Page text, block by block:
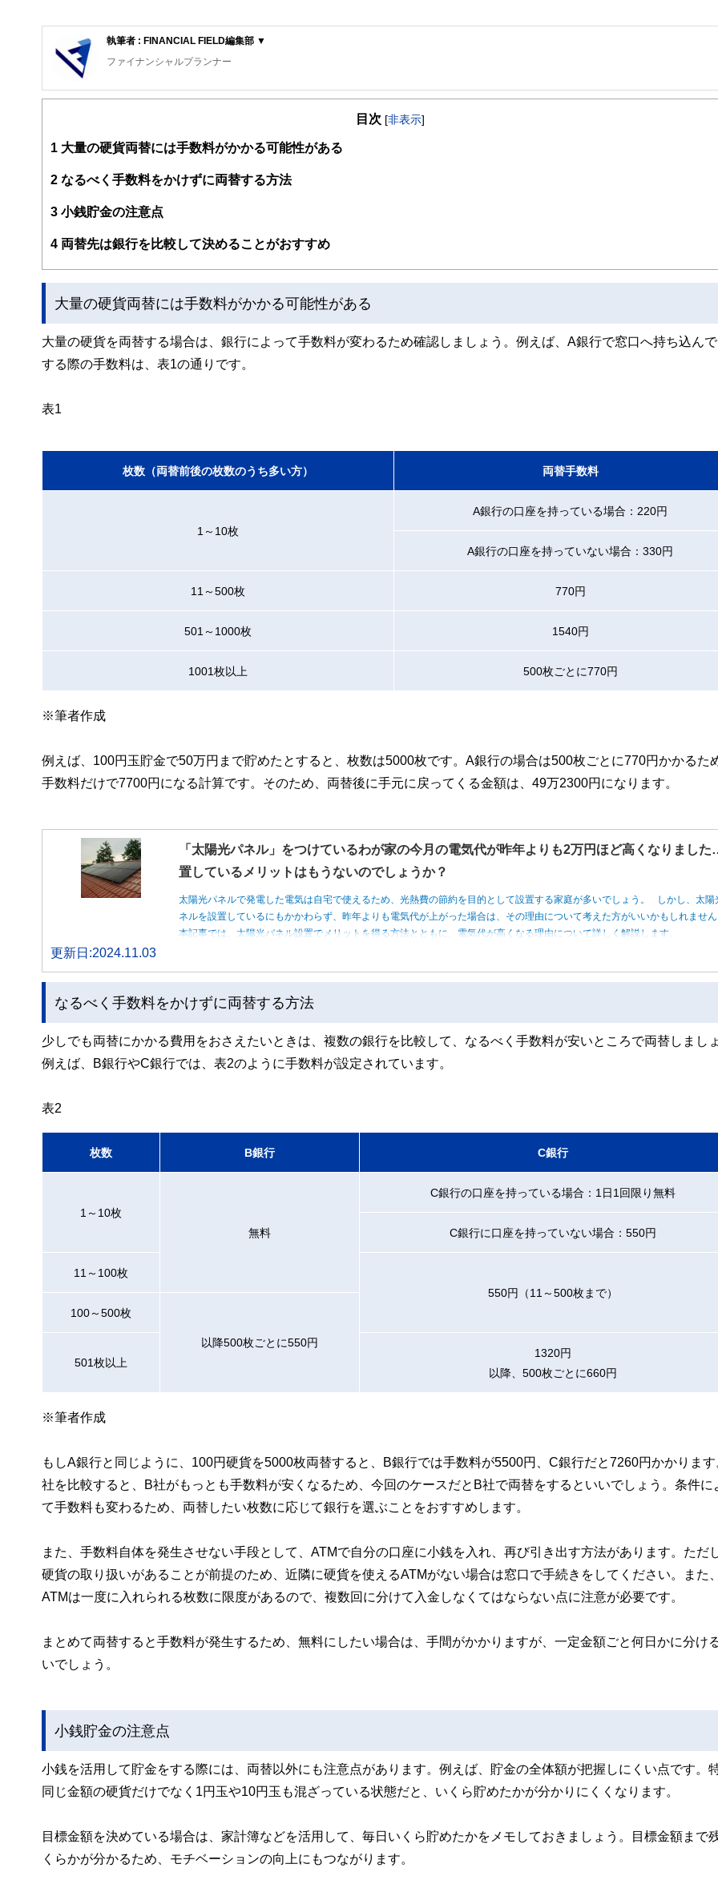
執筆者 : FINANCIAL FIELD編集部 ▼
ファイナンシャルプランナー
FinancialField編集部は、金融、経済に関する記事を、日々の暮らしにどのような影響を与えるかという視点で、お金の知識がない方でも理解
案から記事掲載まですべての工程に関わることで、読者目線のコンテンツを追求しています。
FinancialFieldの特徴は、ファイナンシャルプランナー、弁護士、税理士、宅地建物取引士、相続診断士、住宅ローンアドバイザー、DCプラン
ー、公認会計士、社会保険労務士、行政書士、投資アナリスト、キャリアコンサルタントなど150名以上の有資格者を執筆者・監修者として迎
と、読み応えのあるコンテンツと確かな情報発信を実現しています。
私たちは、快適でより良い生活のアイデアを提供するお金のコンシェルジュを目指します。
目次 [非表示]
1 大量の硬貨両替には手数料がかかる可能性がある
2 なるべく手数料をかけずに両替する方法
3 小銭貯金の注意点
4 両替先は銀行を比較して決めることがおすすめ
大量の硬貨両替には手数料がかかる可能性がある
大量の硬貨を両替する場合は、銀行によって手数料が変わるため確認しましょう。例えば、A銀行で窓口へ持ち込ん
する際の手数料は、表1の通りです。
表1
枚数（両替前後の枚数のうち多い方） 両替手数料
1～10枚
A銀行の口座を持っている場合：220円
A銀行の口座を持っていない場合：330円
11～500枚 770円
501～1000枚 1540円
1001枚以上 500枚ごとに770円
※筆者作成
例えば、100円玉貯金で50万円まで貯めたとすると、枚数は5000枚です。A銀行の場合は500枚ごとに770円かかるた
手数料だけで7700円になる計算です。そのため、両替後に手元に戻ってくる金額は、49万2300円になります。
「太陽光パネル」をつけているわが家の今月の電気代が昨年よりも2万円ほど高くなりまし
置しているメリットはもうないのでしょうか？
太陽光パネルで発電した電気は自宅で使えるため、光熱費の節約を目的として設置する家庭が多いでしょう。 しかし、太陽
ネルを設置しているにもかかわらず、昨年よりも電気代が上がった場合は、その理由について考えた方がいいかもしれませ
本記事では、太陽光パネル設置でメリットを得る方法とともに、電気代が高くなる理由について詳しく解説します。
更新日:2024.11.03
なるべく手数料をかけずに両替する方法
少しでも両替にかかる費用をおさえたいときは、複数の銀行を比較して、なるべく手数料が安いところで両替しましょ
例えば、B銀行やC銀行では、表2のように手数料が設定されています。
表2
枚数 B銀行 C銀行
1～10枚
無料
C銀行の口座を持っている場合：1日1回限り無料
C銀行に口座を持っていない場合：550円
11～100枚
550円（11～500枚まで）
100～500枚
以降500枚ごとに550円
501枚以上
1320円
以降、500枚ごとに660円
※筆者作成
もしA銀行と同じように、100円硬貨を5000枚両替すると、B銀行では手数料が5500円、C銀行だと7260円かかります
社を比較すると、B社がもっとも手数料が安くなるため、今回のケースだとB社で両替をするといいでしょう。条件に
て手数料も変わるため、両替したい枚数に応じて銀行を選ぶことをおすすめします。
また、手数料自体を発生させない手段として、ATMで自分の口座に小銭を入れ、再び引き出す方法があります。ただし
硬貨の取り扱いがあることが前提のため、近隣に硬貨を使えるATMがない場合は窓口で手続きをしてください。また、
ATMは一度に入れられる枚数に限度があるので、複数回に分けて入金しなくてはならない点に注意が必要です。
まとめて両替すると手数料が発生するため、無料にしたい場合は、手間がかかりますが、一定金額ごと何日かに分け
いでしょう。
小銭貯金の注意点
小銭を活用して貯金をする際には、両替以外にも注意点があります。例えば、貯金の全体額が把握しにくい点です。特
同じ金額の硬貨だけでなく1円玉や10円玉も混ざっている状態だと、いくら貯めたかが分かりにくくなります。
目標金額を決めている場合は、家計簿などを活用して、毎日いくら貯めたかをメモしておきましょう。目標金額まで
くらかが分かるため、モチベーションの向上にもつながります。